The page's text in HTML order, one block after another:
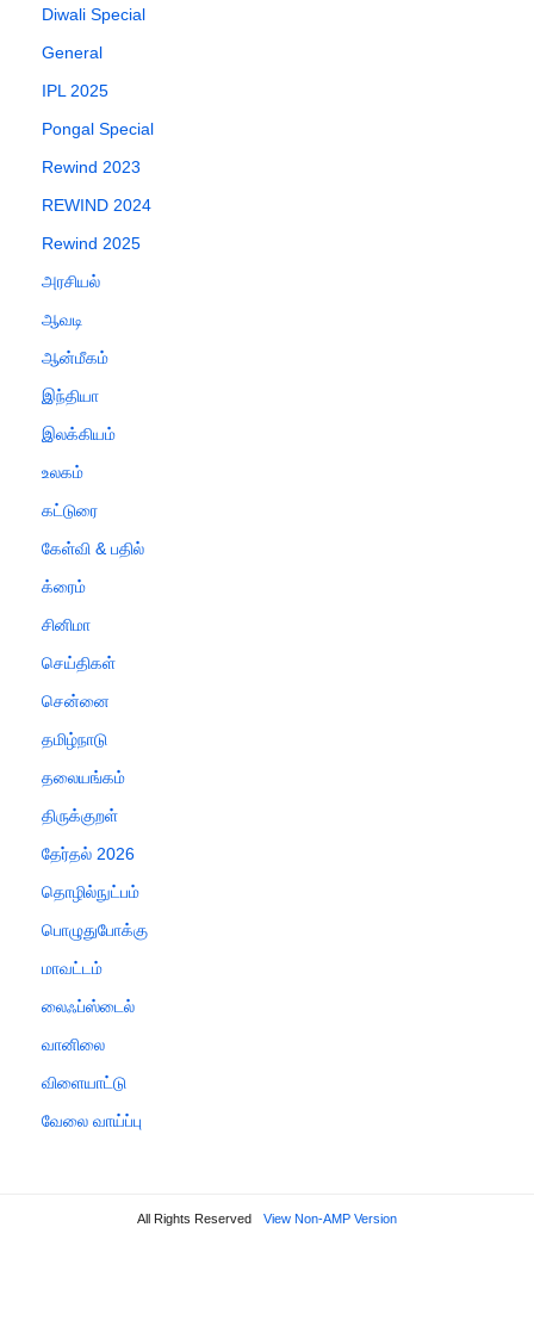
Diwali Special
General
IPL 2025
Pongal Special
Rewind 2023
REWIND 2024
Rewind 2025
அரசியல்
ஆவடி
ஆன்மீகம்
இந்தியா
இலக்கியம்
உலகம்
கட்டுரை
கேள்வி & பதில்
க்ரைம்
சினிமா
செய்திகள்
சென்னை
தமிழ்நாடு
தலையங்கம்
திருக்குறள்
தேர்தல் 2026
தொழில்நுட்பம்
பொழுதுபோக்கு
மாவட்டம்
லைஃப்ஸ்டைல்
வானிலை
விளையாட்டு
வேலை வாய்ப்பு
All Rights Reserved View Non-AMP Version